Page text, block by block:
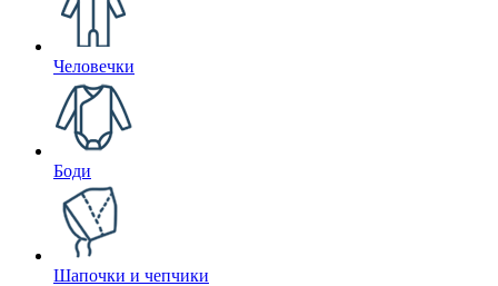
Человечки
Боди
Шапочки и чепчики